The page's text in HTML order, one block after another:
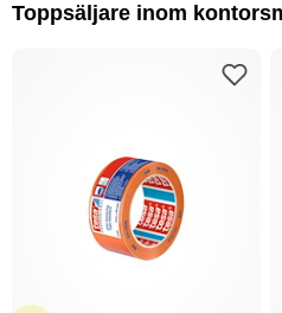
Toppsäljare inom